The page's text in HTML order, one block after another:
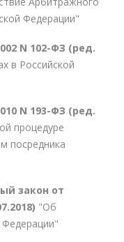
Федерации"
N 102-ФЗ (ред.
в Российской
N 193-ФЗ (ред.
процедуре
посредника
закон от
"Об
Федерации"